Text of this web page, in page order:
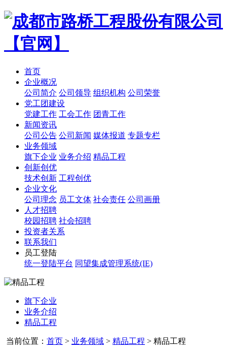
首页
企业概况
公司简介 公司领导 组织机构 公司荣誉
党工团建设
党建工作 工会工作 团青工作
新闻资讯
公司公告 公司新闻 媒体报道 专题专栏
业务领域
旗下企业 业务介绍 精品工程
创新创优
技术创新 工程创优
企业文化
公司理念 员工文体 社会责任 公司画册
人才招聘
校园招聘 社会招聘
投资者关系
联系我们
员工登陆
统一登陆平台 同望集成管理系统(IE)
旗下企业
业务介绍
精品工程
当前位置： 首页 > 业务领域 > 精品工程 > 精品工程